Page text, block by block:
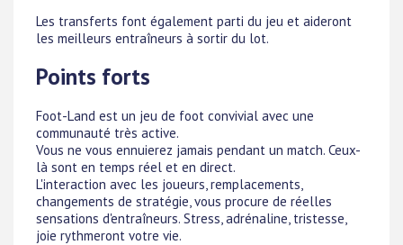
Les transferts font également parti du jeu et aideront
les meilleurs entraîneurs à sortir du lot.
Points forts
Foot-Land est un jeu de foot convivial avec une
communauté très active.
Vous ne vous ennuierez jamais pendant un match. Ceux-
là sont en temps réel et en direct.
L'interaction avec les joueurs, remplacements,
changements de stratégie, vous procure de réelles
sensations d'entraîneurs. Stress, adrénaline, tristesse,
joie rythmeront votre vie.